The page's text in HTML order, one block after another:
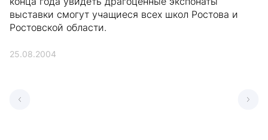
выставки смогут учащиеся всех школ Ростова и
Ростовской области.
25.08.2004